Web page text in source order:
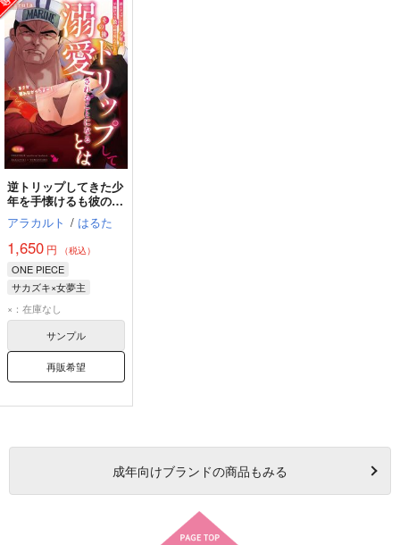
逆トリップしてきた少
年を手懐けるも彼の前
で死んでしまい、その
後トリップして溺愛さ
れることになるとは
アラカルト / はるた
1,650 円 （税込）
ONE PIECE
サカズキ×女夢主
サカズキ
×：在庫なし
サンプル
再販希望
成年向けブランドの商品もみる